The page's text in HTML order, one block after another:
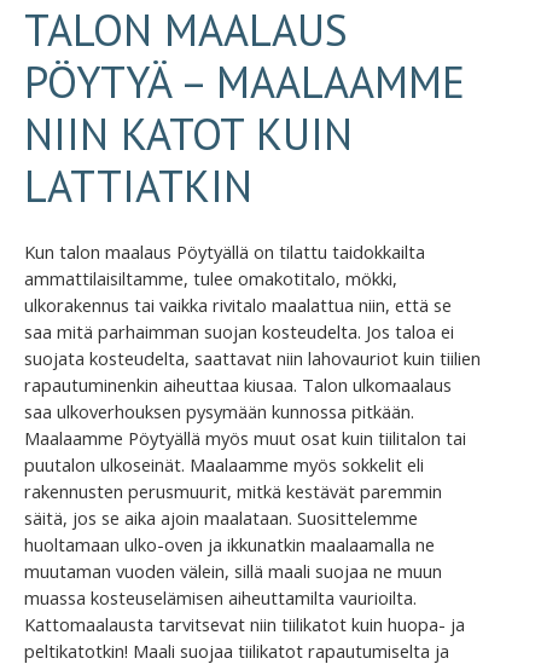
TALON MAALAUS
PÖYTYÄ – MAALAAMME
NIIN KATOT KUIN
LATTIATKIN
Kun talon maalaus Pöytyällä on tilattu taidokkailta
ammattilaisiltamme, tulee omakotitalo, mökki,
ulkorakennus tai vaikka rivitalo maalattua niin, että se
saa mitä parhaimman suojan kosteudelta. Jos taloa ei
suojata kosteudelta, saattavat niin lahovauriot kuin tiilien
rapautuminenkin aiheuttaa kiusaa. Talon ulkomaalaus
saa ulkoverhouksen pysymään kunnossa pitkään.
Maalaamme Pöytyällä myös muut osat kuin tiilitalon tai
puutalon ulkoseinät. Maalaamme myös sokkelit eli
rakennusten perusmuurit, mitkä kestävät paremmin
säitä, jos se aika ajoin maalataan. Suosittelemme
huoltamaan ulko-oven ja ikkunatkin maalaamalla ne
muutaman vuoden välein, sillä maali suojaa ne muun
muassa kosteuselämisen aiheuttamilta vaurioilta.
Kattomaalausta tarvitsevat niin tiilikatot kuin huopa- ja
peltikatotkin! Maali suojaa tiilikatot rapautumiselta ja